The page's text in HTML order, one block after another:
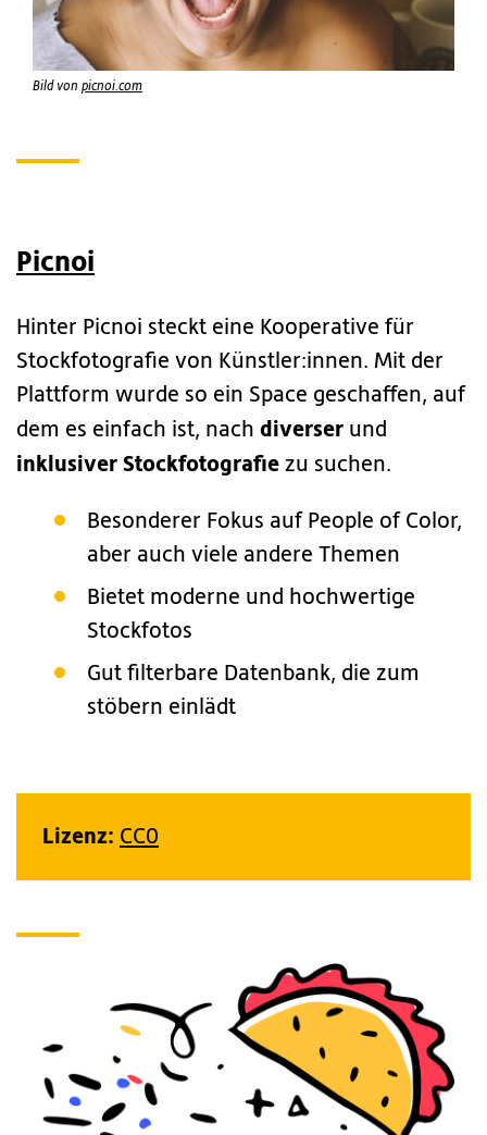
Bild von picnoi.com
Picnoi
Hinter Picnoi steckt eine Kooperative für
Stockfotografie von Künstler:innen. Mit der
Plattform wurde so ein Space geschaffen, auf
dem es einfach ist, nach diverser und
inklusiver Stockfotografie zu suchen.
Besonderer Fokus auf People of Color,
aber auch viele andere Themen
Bietet moderne und hochwertige
Stockfotos
Gut filterbare Datenbank, die zum
stöbern einlädt
Lizenz: CC0